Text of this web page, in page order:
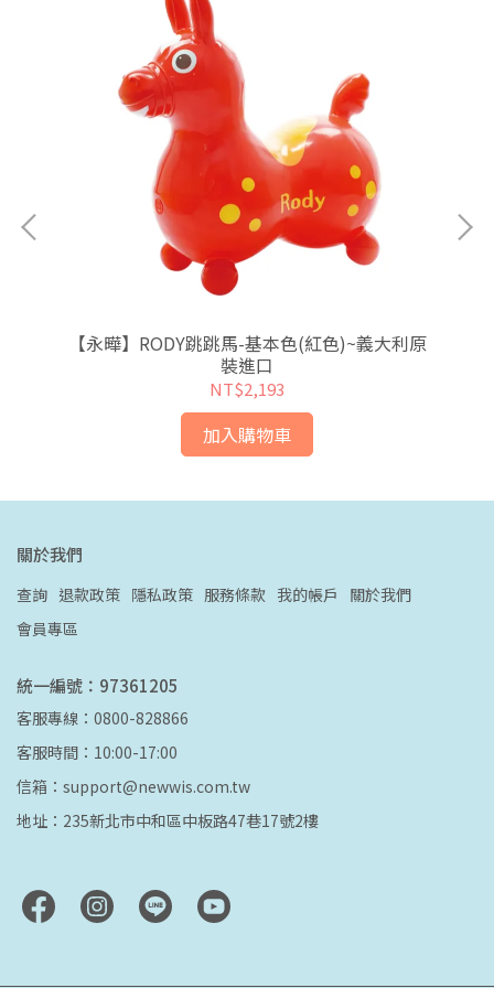
【永曄】RODY跳跳馬-基本色(紅色)~義大利原
裝進口
NT$2,193
加入購物車
關於我們
查詢 退款政策 隱私政策 服務條款 我的帳戶
關於我們
會員專區
統一編號：97361205
客服專線：0800-828866
客服時間：10:00-17:00
信箱：support@newwis.com.tw
地址：235新北市中和區中板路47巷17號2樓